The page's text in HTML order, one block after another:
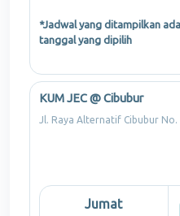
*Jadwal yang ditampilkan
tanggal yang dipilih
KUM JEC @ Cibubur
Jl. Raya Alternatif Cibubur No.
Jumat